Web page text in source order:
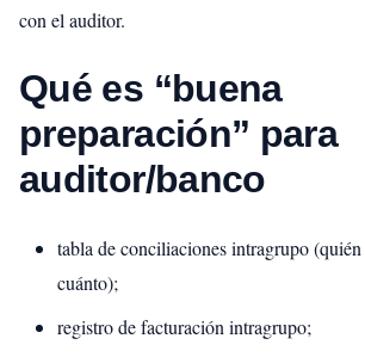
con el auditor.
Qué es “buena
preparación” para
auditor/banco
tabla de conciliaciones intragrupo
cuánto);
registro de facturación intragrupo;